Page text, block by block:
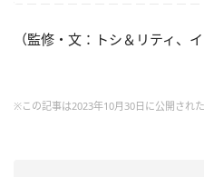
（監修・文：トシ＆リティ、
※この記事は2023年10月30日に公開され